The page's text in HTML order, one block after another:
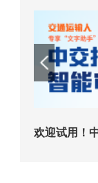
欢迎试用！